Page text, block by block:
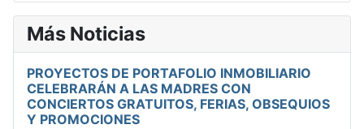
Más Noticias
PROYECTOS DE PORTAFOLIO INMOBILIARIO
CELEBRARÁN A LAS MADRES CON
CONCIERTOS GRATUITOS, FERIAS, OBSEQUIOS
Y PROMOCIONES